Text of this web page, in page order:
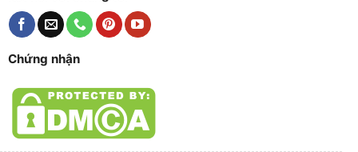
Chứng nhận